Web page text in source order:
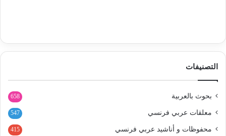
التصنيفات
بحوث بالعربية 658
معلقات عربي فرنسي 547
محفوظات و أناشيد عربي فرنسي 415